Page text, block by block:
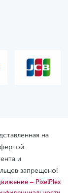
на
и
запрещено!
– PixelPlex